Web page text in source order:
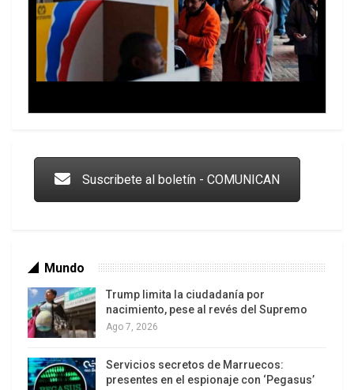
Los latinos le van dando la espalda a Trump
Suscribete al boletín - COMUNICAN
Mundo
Trump limita la ciudadanía por
nacimiento, pese al revés del Supremo
Ago 7, 2026
Servicios secretos de Marruecos:
presentes en el espionaje con ‘Pegasus’